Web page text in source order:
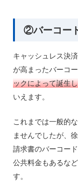
②バーコー
キャッシュレス決
が高まったバーコ
ックによって誕生
いえます。
これまでは一般的
ませんでしたが、
請求書のバーコー
公共料金もあるな
す。